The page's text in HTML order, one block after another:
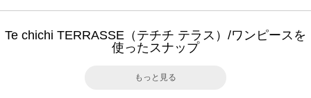
Te chichi TERRASSE（テチチ テラス）/ワンピースを
使ったスナップ
もっと見る